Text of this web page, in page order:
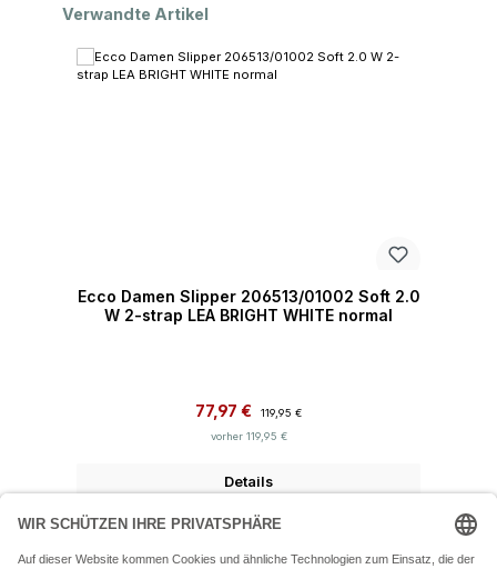
Produktgalerie überspringen
Verwandte Artikel
Ecco Damen Slipper 206513/01002 Soft 2.0
W 2-strap LEA BRIGHT WHITE normal
Verkaufspreis:
77,97 €
119,95 €
vorher 119,95 €
Details